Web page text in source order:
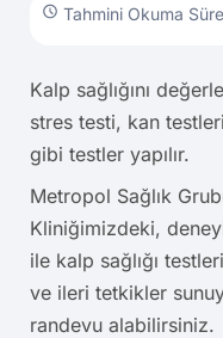
Tahmini Okuma
Kalp sağlığını
stres testi, kan
gibi testler yapılır.
Metropol Sağlık
Kliniğimizdeki,
ile kalp sağlığı
ve ileri tetkikler
randevu alabilirsiniz.